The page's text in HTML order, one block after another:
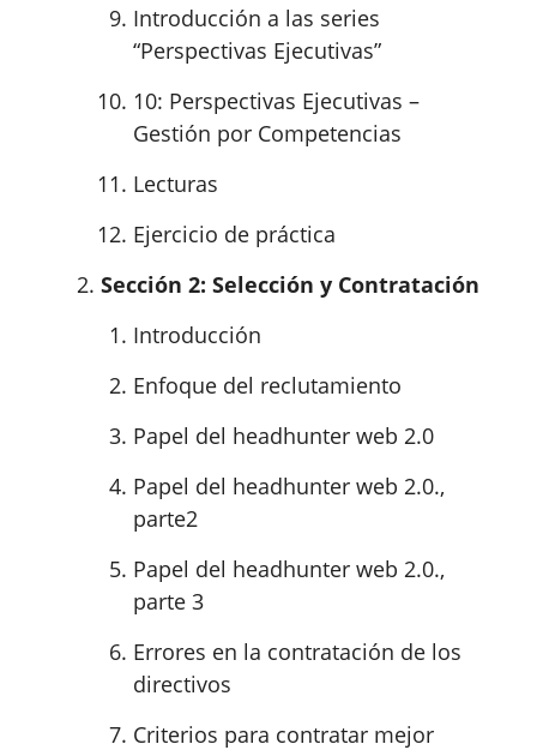
Introducción a las series
“Perspectivas Ejecutivas”
10: Perspectivas Ejecutivas –
Gestión por Competencias
Lecturas
Ejercicio de práctica
Sección 2: Selección y Contratación
Introducción
Enfoque del reclutamiento
Papel del headhunter web 2.0
Papel del headhunter web 2.0.,
parte2
Papel del headhunter web 2.0.,
parte 3
Errores en la contratación de los
directivos
Criterios para contratar mejor